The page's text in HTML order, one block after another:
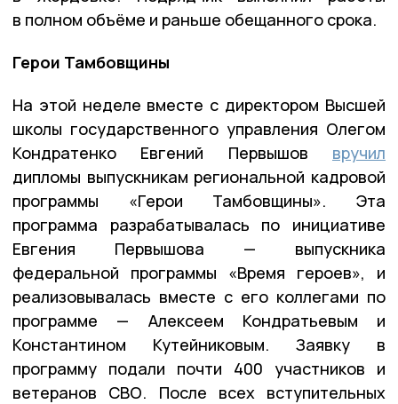
в полном объёме и раньше обещанного срока.
Герои Тамбовщины
На этой неделе вместе с директором Высшей
школы государственного управления Олегом
Кондратенко Евгений Первышов вручил
дипломы выпускникам региональной кадровой
программы «Герои Тамбовщины». Эта
программа разрабатывалась по инициативе
Евгения Первышова — выпускника
федеральной программы «Время героев», и
реализовывалась вместе с его коллегами по
программе — Алексеем Кондратьевым и
Константином Кутейниковым. Заявку в
программу подали почти 400 участников и
ветеранов СВО. После всех вступительных